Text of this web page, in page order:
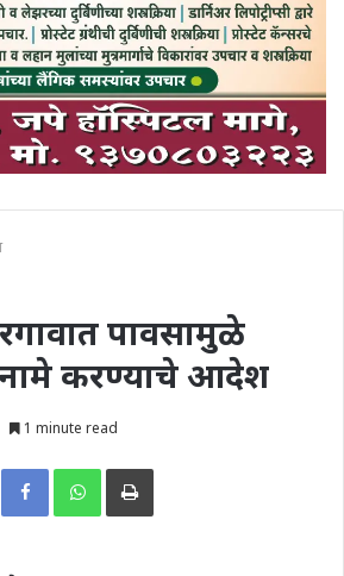
पावसामुळे
करण्याचे आदेश
1 minute read
Print